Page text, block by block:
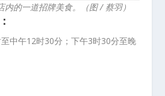
内的一道招牌美食。（图 / 蔡羽）
中午12时30分；下午3时30分至晚